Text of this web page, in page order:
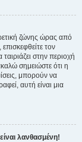
ζώνης ώρας από
τον
στην περιοχή
σημειώστε ότι η
μπορούν να
αυτή είναι μια
λανθασμένη!